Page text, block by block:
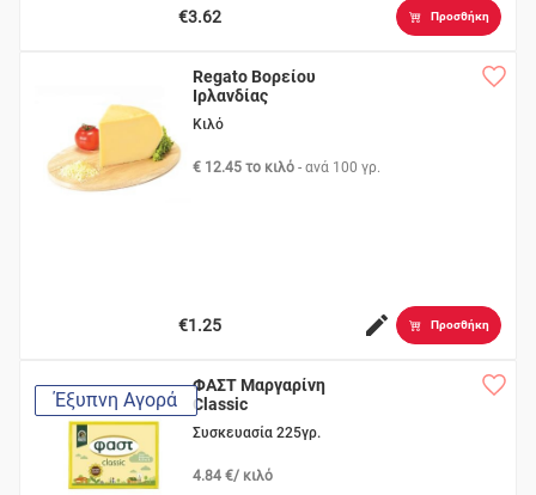
€3.62 Προσθήκη
Regato Bορείου
Ιρλανδίας
Κιλό
€ 12.45 το κιλό - ανά 100 γρ.
€1.25 Προσθήκη
Έξυπνη Αγορά
ΦΑΣΤ Μαργαρίνη
Classic
Συσκευασία 225γρ.
4.84 €/ κιλό